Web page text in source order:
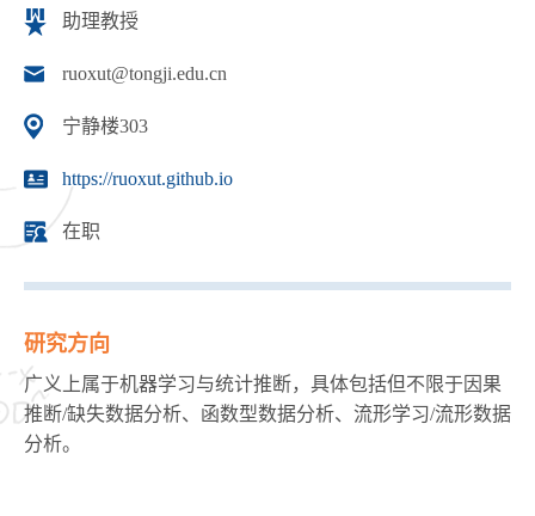
助理教授
ruoxut@tongji.edu.cn
宁静楼303
https://ruoxut.github.io
在职
研究方向
广义上属于机器学习与统计推断，具体包括但不限于因果
推断/缺失数据分析、函数型数据分析、流形学习/流形数据
分析。